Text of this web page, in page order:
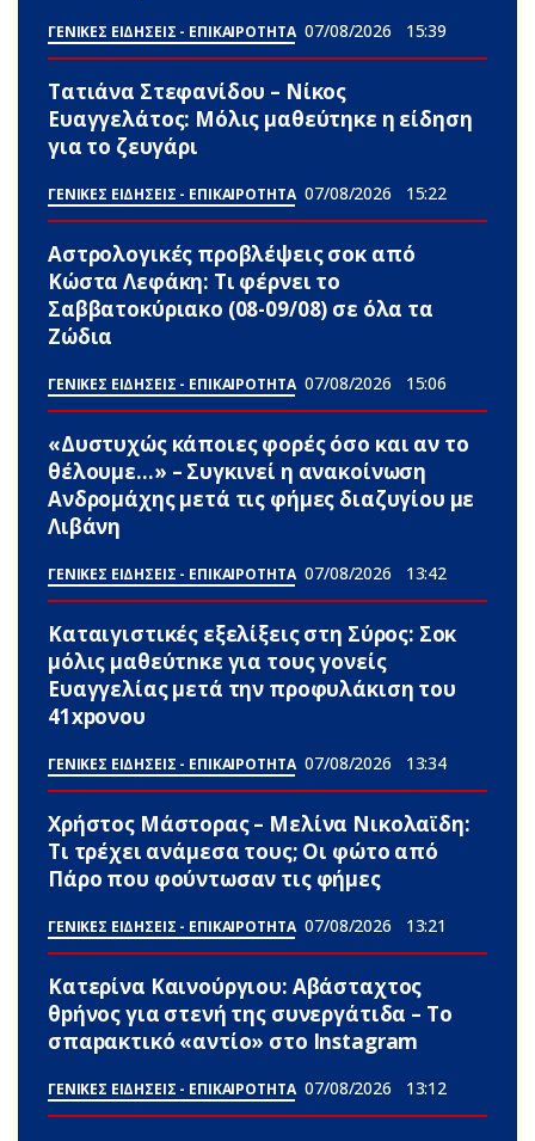
ΓΕΝΙΚΕΣ ΕΙΔΗΣΕΙΣ - ΕΠΙΚΑΙΡΟΤΗΤΑ 07/08/2026 15:39
Τατιάνα Στεφανίδου – Νίκος
Ευαγγελάτος: Μόλις μαθεύτηκε η είδηση
για το ζευγάρι
ΓΕΝΙΚΕΣ ΕΙΔΗΣΕΙΣ - ΕΠΙΚΑΙΡΟΤΗΤΑ 07/08/2026 15:22
Αστρολογικές προβλέψεις σoκ από
Κώστα Λεφάκη: Τι φέρνει το
Σαββατοκύριακο (08-09/08) σε όλα τα
Zώδια
ΓΕΝΙΚΕΣ ΕΙΔΗΣΕΙΣ - ΕΠΙΚΑΙΡΟΤΗΤΑ 07/08/2026 15:06
«Δυστυχώς κάποιες φορές όσο και αν το
θέλουμε…» – Συγκινεί η ανακοίνωση
Ανδρομάχης μετά τις φήμες διαζυγίου με
Λιβάνη
ΓΕΝΙΚΕΣ ΕΙΔΗΣΕΙΣ - ΕΠΙΚΑΙΡΟΤΗΤΑ 07/08/2026 13:42
Καταιγιστικές εξελίξεις στη Σύρος: Σoκ
μόλις μαθεύτnκε για τους γονείς
Ευαγγελίας μετά την προφυλάκιση του
41xpονου
ΓΕΝΙΚΕΣ ΕΙΔΗΣΕΙΣ - ΕΠΙΚΑΙΡΟΤΗΤΑ 07/08/2026 13:34
Χρήστος Μάστορας – Μελίνα Νικολαϊδη:
Τι τρέχει ανάμεσα τους; Οι φώτο από
Πάρο που φούντωσαν τις φήμες
ΓΕΝΙΚΕΣ ΕΙΔΗΣΕΙΣ - ΕΠΙΚΑΙΡΟΤΗΤΑ 07/08/2026 13:21
Κατερίνα Καινούργιου: Αβάσταχτος
θpήνος για στενή της συνεργάτιδα – Το
σπαpακτικό «αντίο» στο Instagram
ΓΕΝΙΚΕΣ ΕΙΔΗΣΕΙΣ - ΕΠΙΚΑΙΡΟΤΗΤΑ 07/08/2026 13:12